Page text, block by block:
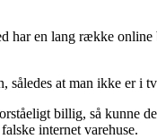
har en lang række
at man ikke er i
billig, så
internet varehuse.